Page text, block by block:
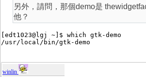
另外，請問，那個demo是
他？
[edt1023@lgj ~]$ which gtk-demo
winlin